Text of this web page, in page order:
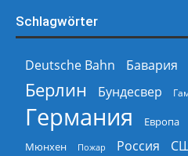
Schlagwörter
Deutsche Bahn Бавария
Берлин
Бундесвер
Германия Европа
Мюнхен Пожар Россия